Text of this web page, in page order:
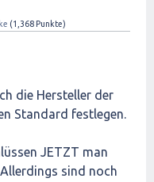
(1,368 Punkte)
die Hersteller der
Standard festlegen.
JETZT man
sind noch